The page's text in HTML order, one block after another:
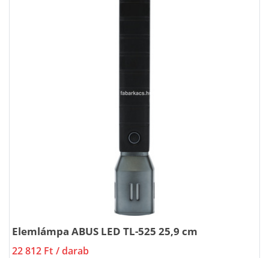
Elemlámpa ABUS LED TL-525 25,9 cm
22 812 Ft / darab